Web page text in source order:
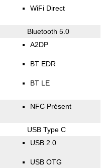
WiFi Direct
Bluetooth 5.0
A2DP
BT EDR
BT LE
NFC Présent
USB Type C
USB 2.0
USB OTG